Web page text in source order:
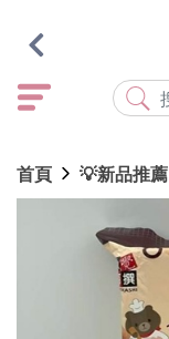
熱門搜尋
元榆
箱購
首頁 💡新品推薦